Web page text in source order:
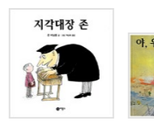
문제이기 때문이다. 결국
다양성이 있는 사회에서
않는다. 다만 희망을 가질
버닝햄의 독특함은 그림에
고쳐 쓴 『떼쟁이 쳇』, 그리
동안 매일』이 있습니다.